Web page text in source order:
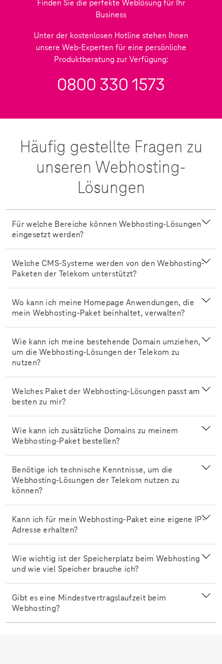
Finden Sie die perfekte Weblösung für Ihr
Business
Unter der kostenlosen Hotline stehen Ihnen
unsere Web-Experten für eine persönliche
Produktberatung zur Verfügung:
0800 330 1573
Häufig gestellte Fragen zu
unseren Webhosting-
Lösungen
Für welche Bereiche können Webhosting-Lösungen
eingesetzt werden?
Welche CMS-Systeme werden von den Webhosting-
Paketen der Telekom unterstützt?
Wo kann ich meine Homepage Anwendungen, die
mein Webhosting-Paket beinhaltet, verwalten?
Wie kann ich meine bestehende Domain umziehen,
um die Webhosting-Lösungen der Telekom zu
nutzen?
Welches Paket der Webhosting-Lösungen passt am
besten zu mir?
Wie kann ich zusätzliche Domains zu meinem
Webhosting-Paket bestellen?
Benötige ich technische Kenntnisse, um die
Webhosting-Lösungen der Telekom nutzen zu
können?
Kann ich für mein Webhosting-Paket eine eigene IP-
Adresse erhalten?
Wie wichtig ist der Speicherplatz beim Webhosting
und wie viel Speicher brauche ich?
Gibt es eine Mindestvertragslaufzeit beim
Webhosting?